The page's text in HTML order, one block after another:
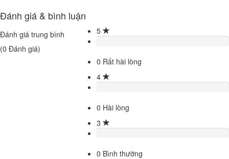
Đánh giá & bình luận
Đánh giá trung bình
(0 Đánh giá)
5
0 Rất hài lòng
4
0 Hài lòng
3
0 Bình thường